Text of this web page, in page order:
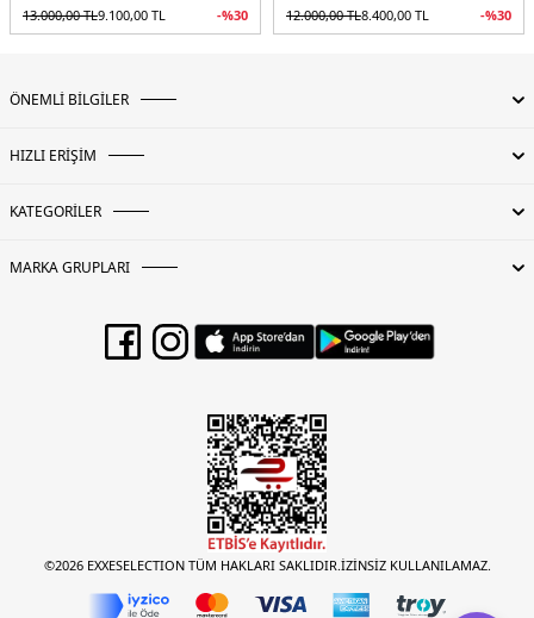
13.000,00TL9.100,00 TL -%30
12.000,00TL8.400,00 TL -%30
ÖNEMLİ BİLGİLER
HIZLI ERİŞİM
KATEGORİLER
MARKA GRUPLARI
©2026 EXXESELECTION TÜM HAKLARI SAKLIDIR.İZİNSİZ KULLANILAMAZ.